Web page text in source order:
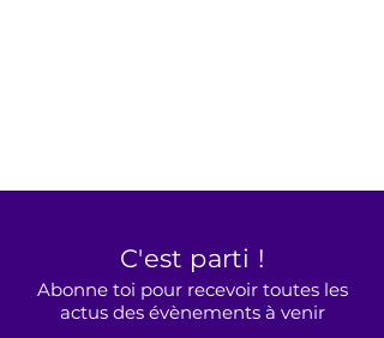
C'est parti !
Abonne toi pour recevoir toutes les
actus des évènements à venir